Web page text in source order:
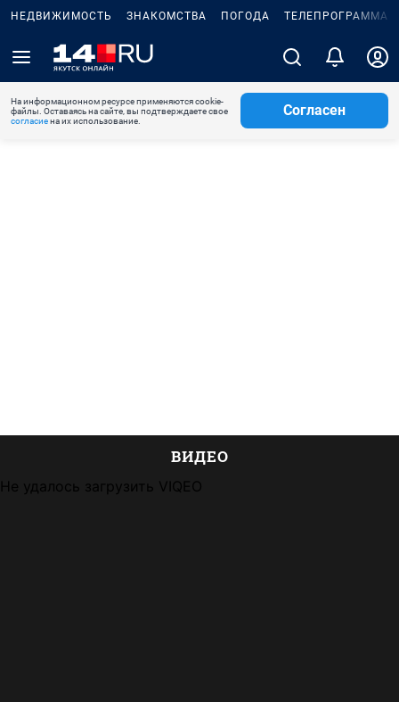
НЕДВИЖИМОСТЬ ЗНАКОМСТВА ПОГОДА ТЕЛЕПРОГРАММА
На информационном ресурсе применяются cookie-
файлы. Оставаясь на сайте, вы подтверждаете свое
согласиена их использование.
Согласен
ВИДЕО
Не удалось загрузить VIQEO